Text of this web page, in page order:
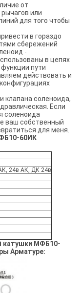
от
или
для того чтобы
в гораздо
сбережений
-
в цепях
пути
действовать и
клапана соленоида,
Если
соленоида
ваш собственный
для меня.
60ИК
24в АК, ДК 24в
катушки МФБ10-
Арматуре: